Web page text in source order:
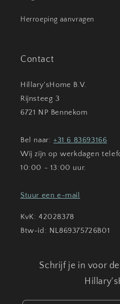
Herroeping aanvragen
Contact
Hillary'sHome B.V.
Rijnsteeg 3
6721 NP Bennekom
Bel naar: +31 6 83693166
Wij zijn op werkdagen
10:00 - 13:00 uur.
Stuur een e-mail
KvK: 42028378
Btw-id: NL869375726B01
Schrijf je in voor